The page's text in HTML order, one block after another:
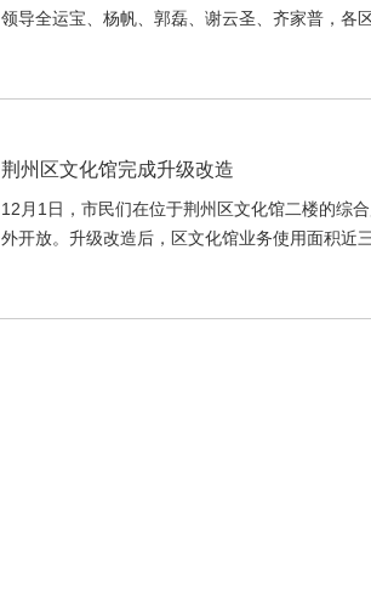
领导全运宝、杨帆、郭磊、谢云圣、齐家普，
荆州区文化馆完成升级改造
12月1日，市民们在位于荆州区文化馆二楼的综
外开放。升级改造后，区文化馆业务使用面积